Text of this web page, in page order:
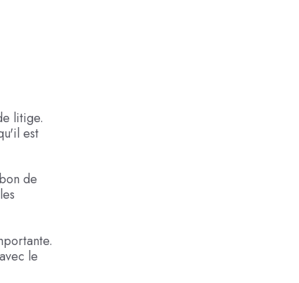
litige.
est
de
le